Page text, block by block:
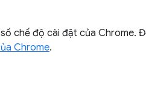
chế độ cài đặt của Chrome.
Chrome.